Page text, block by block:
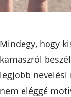
Mindegy, hogy
kamaszról
legjobb nevelési
nem eléggé